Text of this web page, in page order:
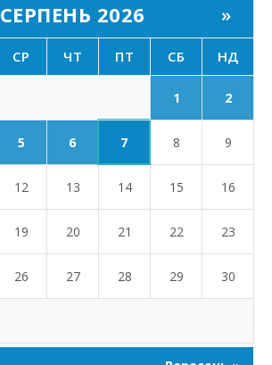
СЕРПЕНЬ 2026 »
СР ЧТ ПТ СБ НД
1 2
5 6 7 8 9
12 13 14 15 16
19 20 21 22 23
26 27 28 29 30